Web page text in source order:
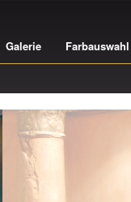
Galerie Farbauswahl
INNEN-